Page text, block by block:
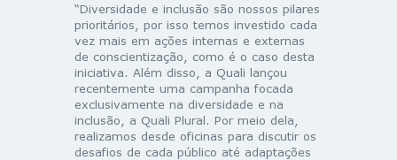
“Diversidade e inclusão são nossos pilares
prioritários, por isso temos investido cada
vez mais em ações internas e externas
de conscientização, como é o caso desta
iniciativa. Além disso, a Quali lançou
recentemente uma campanha focada
exclusivamente na diversidade e na
inclusão, a Quali Plural. Por meio dela,
realizamos desde oficinas para discutir os
desafios de cada público até adaptações